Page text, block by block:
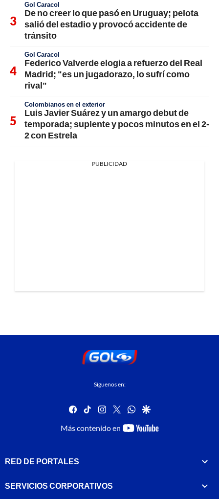
Gol Caracol
De no creer lo que pasó en Uruguay; pelota
salió del estadio y provocó accidente de
tránsito
Gol Caracol
Federico Valverde elogia a refuerzo del Real
Madrid; "es un jugadorazo, lo sufrí como
rival"
Colombianos en el exterior
Luis Javier Suárez y un amargo debut de
temporada; suplente y pocos minutos en el 2-
2 con Estrela
PUBLICIDAD
Síguenos en:
facebook
tiktok instagram
twitterwhatsapp
google
Más contenido en
youtube-
RED DE PORTALES
SERVICIOS CORPORATIVOS